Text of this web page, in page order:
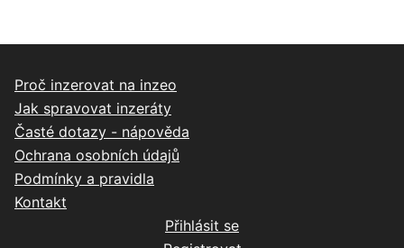
Proč inzerovat na inzeo
Jak spravovat inzeráty
Časté dotazy - nápověda
Ochrana osobních údajů
Podmínky a pravidla
Kontakt
Přihlásit se